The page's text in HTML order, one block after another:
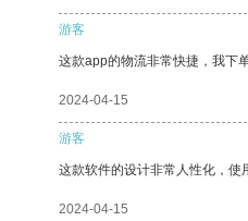
游客
这款app的物流非常快捷，我下
2024-04-15
游客
这款软件的设计非常人性化，使
2024-04-15